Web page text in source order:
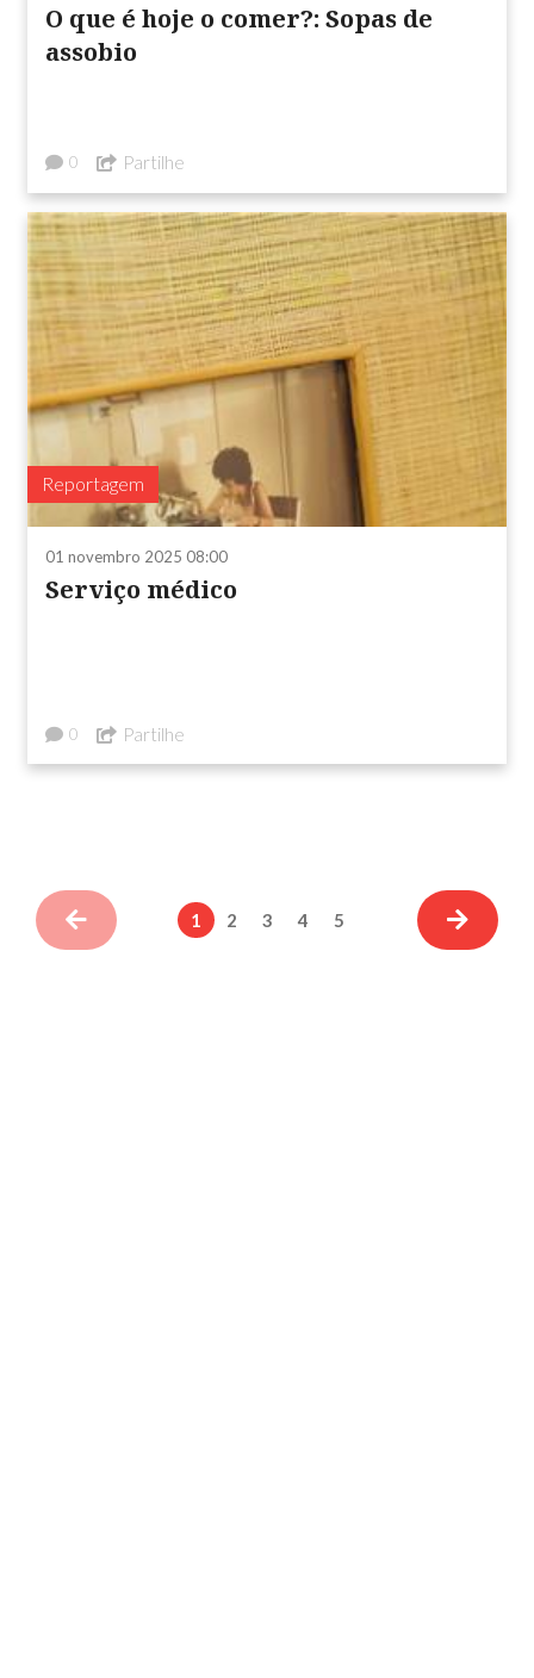
O que é hoje o comer?: Sopas de
assobio
0 Partilhe
Reportagem
01 novembro 2025 08:00
Serviço médico
0 Partilhe
1 2 3 4 5